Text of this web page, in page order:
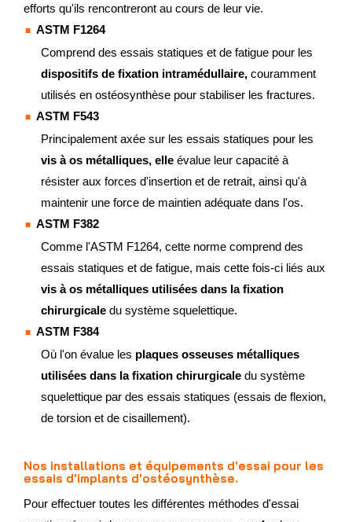
efforts qu'ils rencontreront au cours de leur vie.
ASTM F1264
Comprend des essais statiques et de fatigue pour les
dispositifs de fixation intramédullaire, couramment
utilisés en ostéosynthèse pour stabiliser les fractures.
ASTM F543
Principalement axée sur les essais statiques pour les
vis à os métalliques, elle évalue leur capacité à
résister aux forces d'insertion et de retrait, ainsi qu'à
maintenir une force de maintien adéquate dans l'os.
ASTM F382
Comme l'ASTM F1264, cette norme comprend des
essais statiques et de fatigue, mais cette fois-ci liés aux
vis à os métalliques utilisées dans la fixation
chirurgicale du système squelettique.
ASTM F384
Où l'on évalue les plaques osseuses métalliques
utilisées dans la fixation chirurgicale du système
squelettique par des essais statiques (essais de flexion,
de torsion et de cisaillement).
Nos installations et équipements d'essai pour les
essais d'implants d'ostéosynthèse.
Pour effectuer toutes les différentes méthodes d'essai